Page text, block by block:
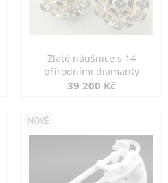
Zlaté náušnice s 14
přírodními diamanty
39 200 Kč
NOVÉ